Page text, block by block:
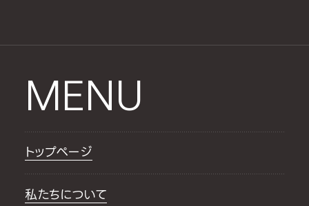
MENU
トップページ
私たちについて